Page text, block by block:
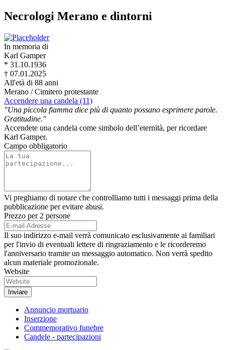
Necrologi Merano e dintorni
In memoria di
Karl Gamper
* 31.10.1936
† 07.01.2025
All'età di 88 anni
Merano / Cimitero protestante
Accendere una candela (11)
"Una piccola fiamma dice più di quanto possano esprimere parole.
Gratitudine."
Accendete una candela come simbolo dell’eternità, per ricordare
Karl Gamper.
Campo obbligatorio
Vi preghiamo di notare che controlliamo tutti i messaggi prima della
pubblicazione per evitare abusi.
Prezzo per 2 persone
Il suo indirizzo e-mail verrà comunicato esclusivamente ai familiari
per l'invio di eventuali lettere di ringraziamento e le ricorderemo
l'anniversario tramite un messaggio automatico. Non verrà spedito
alcun materiale promozionale.
Website
Annuncio mortuario
Inserzione
Commemorativo funebre
Candele - partecipazioni